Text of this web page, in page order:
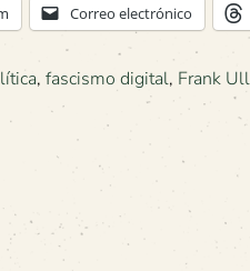
Correo electrónico
, fascismo digital, Frank